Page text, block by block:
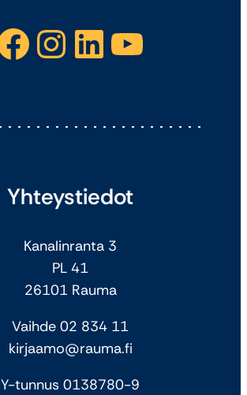
Facebook Instagram LinkedIn YouTube
Yhteystiedot
Kanalinranta 3
PL 41
26101 Rauma
Vaihde 02 834 11
kirjaamo@rauma.fi
Y-tunnus 0138780-9